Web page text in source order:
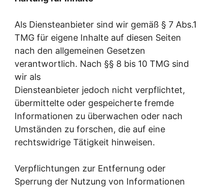
Als Diensteanbieter sind wir gemäß § 7 Abs.1
TMG für eigene Inhalte auf diesen Seiten
nach den allgemeinen Gesetzen
verantwortlich. Nach §§ 8 bis 10 TMG sind
wir als
Diensteanbieter jedoch nicht verpflichtet,
übermittelte oder gespeicherte fremde
Informationen zu überwachen oder nach
Umständen zu forschen, die auf eine
rechtswidrige Tätigkeit hinweisen.
Verpflichtungen zur Entfernung oder
Sperrung der Nutzung von Informationen